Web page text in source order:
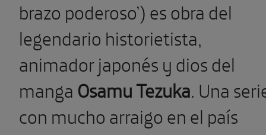
brazo poderoso’) es obra del
legendario historietista,
animador japonés y dios del
manga Osamu Tezuka. Una
con mucho arraigo en el país